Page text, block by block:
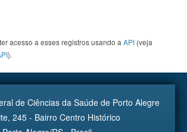
acesso a esses registros usando a API (veja
).
de Ciências da Saúde de Porto Alegre
245 - Bairro Centro Histórico